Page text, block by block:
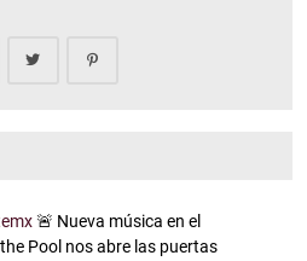
🚨 Nueva música en el
Pool nos abre las puertas